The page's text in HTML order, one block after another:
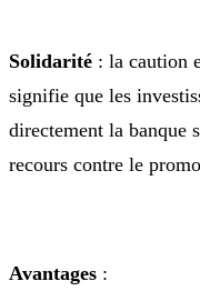
Solidarité : la caution
signifie que les
directement la banque
recours contre le
Avantages :